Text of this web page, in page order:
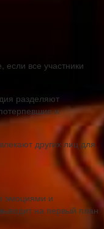
все участники
разделяют
и
других лиц для
эмоциями и
на первый план